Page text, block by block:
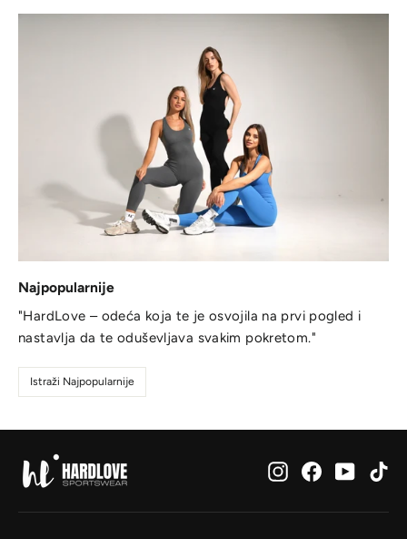
Najpopularnije
"HardLove – odeća koja te je osvojila na prvi pogled i
nastavlja da te oduševljava svakim pokretom."
Istraži Najpopularnije
InstagramFacebook